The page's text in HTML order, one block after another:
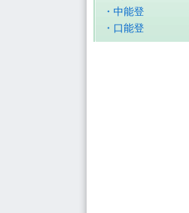
・中能登
・口能登